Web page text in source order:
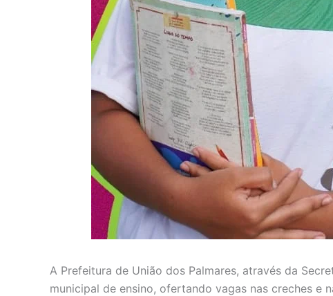
A Prefeitura de União dos Palmares, através da
municipal de ensino, ofertando vagas nas creches e